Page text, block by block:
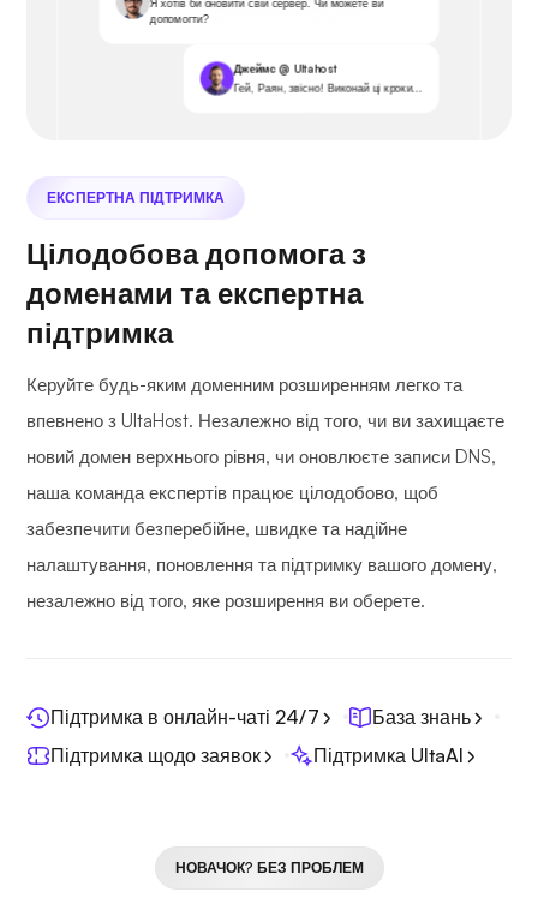
Я хотів би оновити свій сервер. Чи можете ви
допомогти?
Джеймс @ Ultahost
Гей, Раян, звісно! Виконай ці кроки...
ЕКСПЕРТНА ПІДТРИМКА
Цілодобова допомога з
доменами та експертна
підтримка
Керуйте будь-яким доменним розширенням легко та
впевнено з UltaHost. Незалежно від того, чи ви захищаєте
новий домен верхнього рівня, чи оновлюєте записи DNS,
наша команда експертів працює цілодобово, щоб
забезпечити безперебійне, швидке та надійне
налаштування, поновлення та підтримку вашого домену,
незалежно від того, яке розширення ви оберете.
Підтримка в онлайн-чаті 24/7
База знань
Підтримка щодо заявок
Підтримка UltaAI
НОВАЧОК? БЕЗ ПРОБЛЕМ